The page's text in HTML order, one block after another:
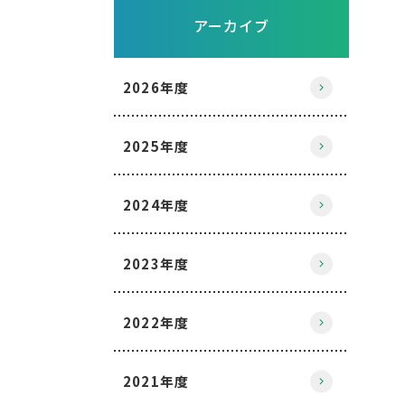
アーカイブ
2026年度
2025年度
2024年度
2023年度
2022年度
2021年度